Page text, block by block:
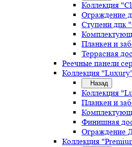
Коллекция
Ограждение
Ступени дпк
Планкен и
Террасная
Реечные панели
Коллекция
Назад
Коллекция
Планкен и
Финишная
Ограждение
Коллекция